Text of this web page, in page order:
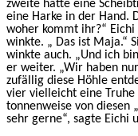
zweite hatte eine
eine Harke in der Hand.
woher kommt ihr?“
winkte. „ Das ist Maja.“
winkte auch. „Und ich
er weiter. „Wir haben
zufällig diese Höhle
vier vielleicht eine
tonnenweise von diesen
sehr gerne“, sagte Eichi